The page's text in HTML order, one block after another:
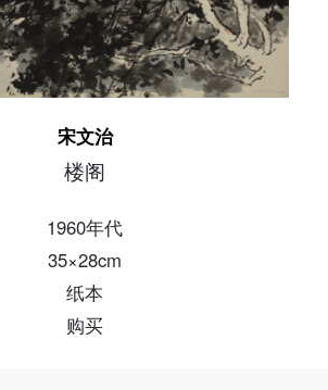
宋文治
楼阁
1960年代
35×28cm
纸本
购买
登录
用雅昌艺术网会员账户登录